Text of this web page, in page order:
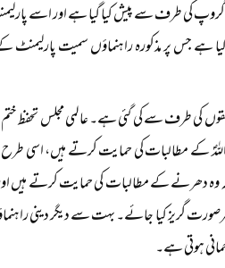
کی طرف سے پیش کیا گیا ہے اور اسے
کیا ہے جس پر مذکورہ راہنماؤں سمیت
طرف سے کی گئی ہے۔ عالمی مجلس تحفظ ختم
کے مطالبات کی حمایت کرتے ہیں، اسی
کہ وہ دھرنے کے مطالبات کی حمایت کرتے
گریز کیا جائے۔ بہت سے دیگر دینی
ہوتی ہے۔